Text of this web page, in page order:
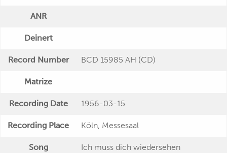
ANR
Deinert
Record Number BCD 15985 AH (CD)
Matrize
Recording Date 1956-03-15
Recording Place Köln, Messesaal
Song Ich muss dich wiedersehen